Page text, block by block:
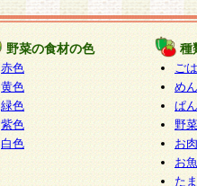
野菜の食材の色
赤色
黄色
緑色
紫色
白色
種
ご
めん
ぱん
野
お
お
た